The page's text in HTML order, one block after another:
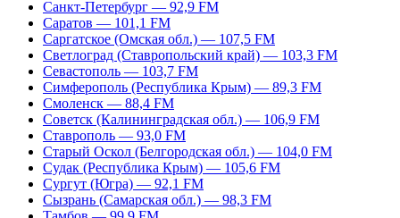
Санкт-Петербург — 92,9 FM
Саратов — 101,1 FM
Саргатское (Омская обл.) — 107,5 FM
Светлоград (Ставропольский край) — 103,3 FM
Севастополь — 103,7 FM
Симферополь (Республика Крым) — 89,3 FM
Смоленск — 88,4 FM
Советск (Калининградская обл.) — 106,9 FM
Ставрополь — 93,0 FM
Старый Оскол (Белгородская обл.) — 104,0 FM
Судак (Республика Крым) — 105,6 FM
Сургут (Югра) — 92,1 FM
Сызрань (Самарская обл.) — 98,3 FM